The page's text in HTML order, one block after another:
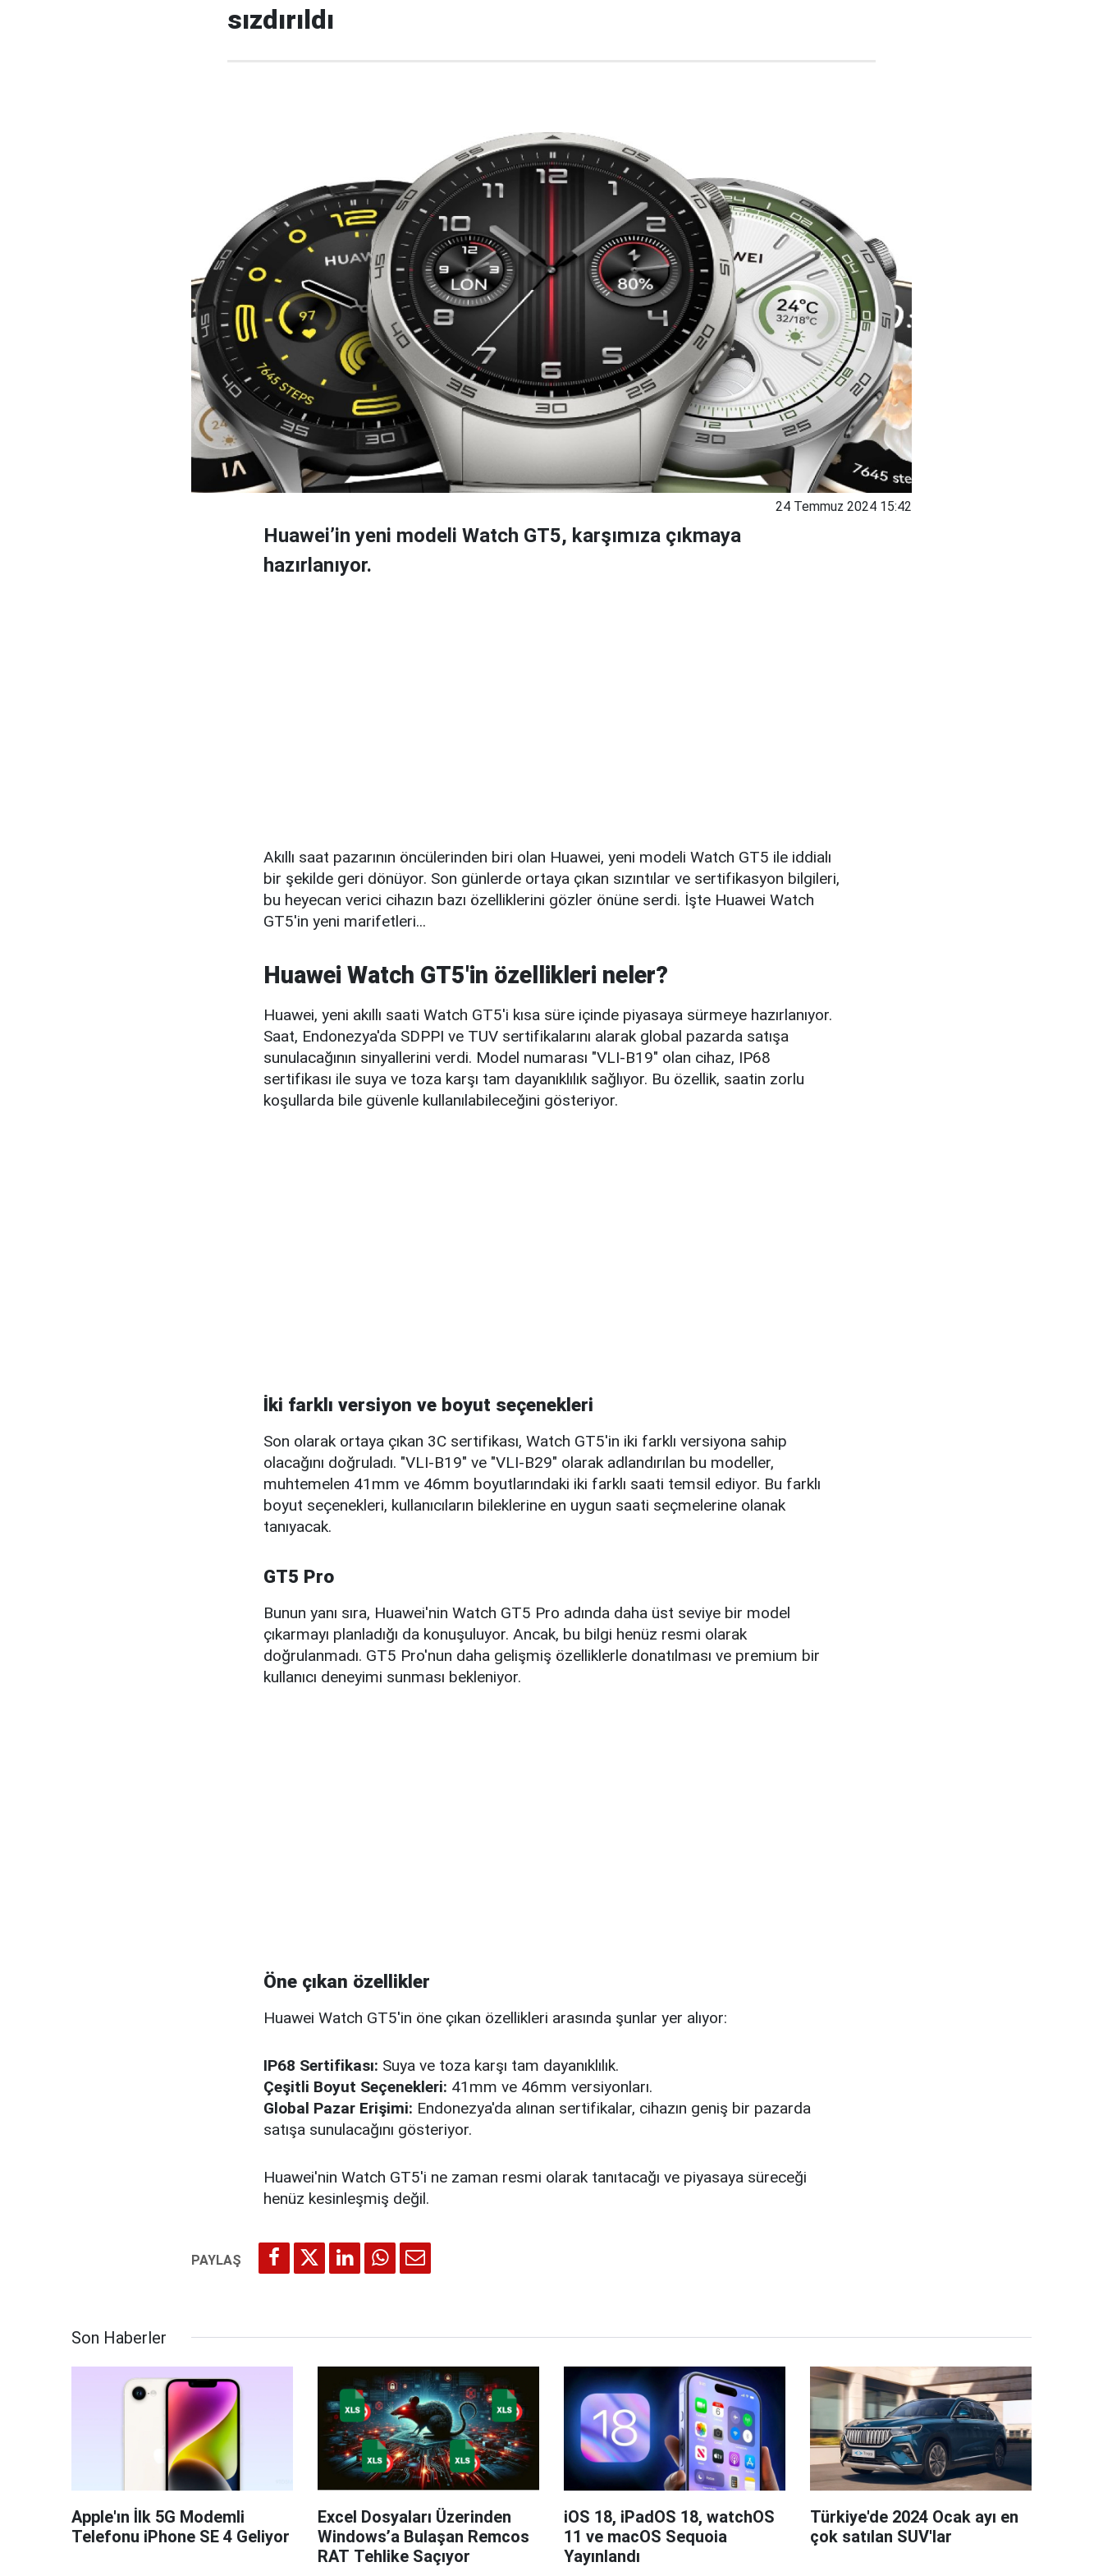
sızdırıldı
24 Temmuz 2024 15:42
Huawei’in yeni modeli Watch GT5, karşımıza çıkmaya
hazırlanıyor.
Akıllı saat pazarının öncülerinden biri olan Huawei, yeni modeli Watch GT5 ile iddialı
bir şekilde geri dönüyor. Son günlerde ortaya çıkan sızıntılar ve sertifikasyon bilgileri,
bu heyecan verici cihazın bazı özelliklerini gözler önüne serdi. İşte Huawei Watch
GT5'in yeni marifetleri...
Huawei Watch GT5'in özellikleri neler?
Huawei, yeni akıllı saati Watch GT5'i kısa süre içinde piyasaya sürmeye hazırlanıyor.
Saat, Endonezya'da SDPPI ve TUV sertifikalarını alarak global pazarda satışa
sunulacağının sinyallerini verdi. Model numarası "VLI-B19" olan cihaz, IP68
sertifikası ile suya ve toza karşı tam dayanıklılık sağlıyor. Bu özellik, saatin zorlu
koşullarda bile güvenle kullanılabileceğini gösteriyor.
İki farklı versiyon ve boyut seçenekleri
Son olarak ortaya çıkan 3C sertifikası, Watch GT5'in iki farklı versiyona sahip
olacağını doğruladı. "VLI-B19" ve "VLI-B29" olarak adlandırılan bu modeller,
muhtemelen 41mm ve 46mm boyutlarındaki iki farklı saati temsil ediyor. Bu farklı
boyut seçenekleri, kullanıcıların bileklerine en uygun saati seçmelerine olanak
tanıyacak.
GT5 Pro
Bunun yanı sıra, Huawei'nin Watch GT5 Pro adında daha üst seviye bir model
çıkarmayı planladığı da konuşuluyor. Ancak, bu bilgi henüz resmi olarak
doğrulanmadı. GT5 Pro'nun daha gelişmiş özelliklerle donatılması ve premium bir
kullanıcı deneyimi sunması bekleniyor.
Öne çıkan özellikler
Huawei Watch GT5'in öne çıkan özellikleri arasında şunlar yer alıyor:
IP68 Sertifikası: Suya ve toza karşı tam dayanıklılık.
Çeşitli Boyut Seçenekleri: 41mm ve 46mm versiyonları.
Global Pazar Erişimi: Endonezya'da alınan sertifikalar, cihazın geniş bir pazarda
satışa sunulacağını gösteriyor.
Huawei'nin Watch GT5'i ne zaman resmi olarak tanıtacağı ve piyasaya süreceği
henüz kesinleşmiş değil.
Son Haberler
Apple'ın İlk 5G Modemli
Telefonu iPhone SE 4 Geliyor
Excel Dosyaları Üzerinden
Windows’a Bulaşan Remcos
RAT Tehlike Saçıyor
iOS 18, iPadOS 18, watchOS
11 ve macOS Sequoia
Yayınlandı
Türkiye'de 2024 Ocak ayı en
çok satılan SUV'lar